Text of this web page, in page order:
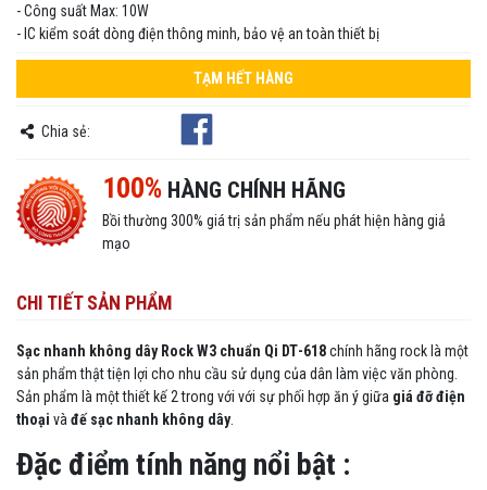
- Công suất Max: 10W
- IC kiểm soát dòng điện thông minh, bảo vệ an toàn thiết bị
TẠM HẾT HÀNG
Chia sẻ:
100% HÀNG CHÍNH HÃNG
Bồi thường 300% giá trị sản phẩm nếu phát hiện hàng giả
mạo
CHI TIẾT SẢN PHẨM
Sạc nhanh không dây Rock W3 chuẩn Qi DT-618chính hãng rock là một
sản phẩm thật tiện lợi cho nhu cầu sử dụng của dân làm việc văn phòng.
Sản phẩm là một thiết kế 2 trong với với sự phối hợp ăn ý giữa giá đỡ điện
thoại và đế sạc nhanh không dây.
Đặc điểm tính năng nổi bật :